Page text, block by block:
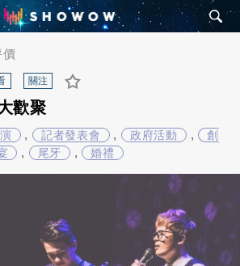
價
關注
歡聚
, 記者發表會 , 政府活動 ,
創
, 尾牙 , 婚禮